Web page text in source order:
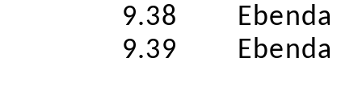
9.38
Ebenda
9.39
Ebenda